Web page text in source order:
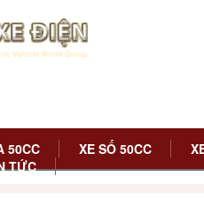
50CC XE SỐ 50CC
TỨC